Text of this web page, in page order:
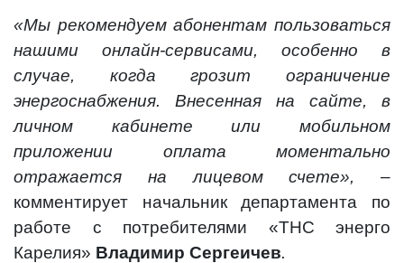
«Мы рекомендуем абонентам пользоваться
нашими онлайн-сервисами, особенно в
случае, когда грозит ограничение
энергоснабжения. Внесенная на сайте, в
личном кабинете или мобильном
приложении оплата моментально
отражается на лицевом счете», –
комментирует начальник департамента по
работе с потребителями «ТНС энерго
Карелия» Владимир Сергеичев.